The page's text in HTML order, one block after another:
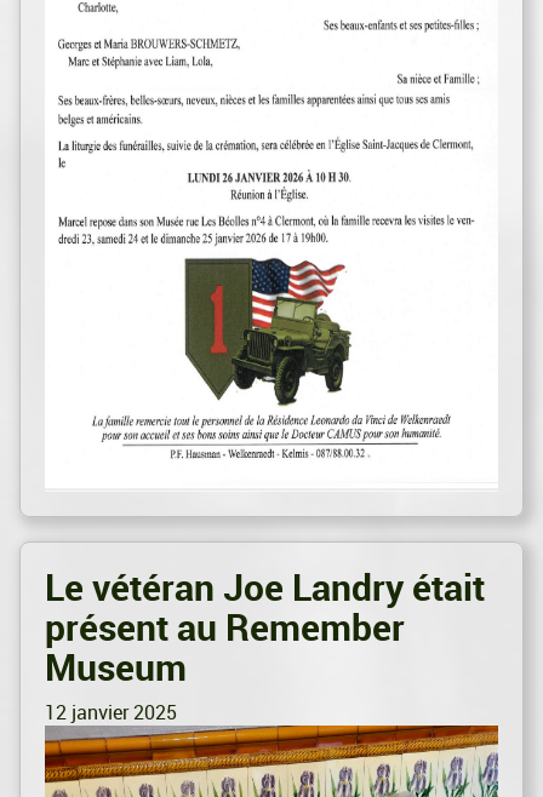
Le vétéran Joe Landry était
présent au Remember
Museum
12 janvier 2025